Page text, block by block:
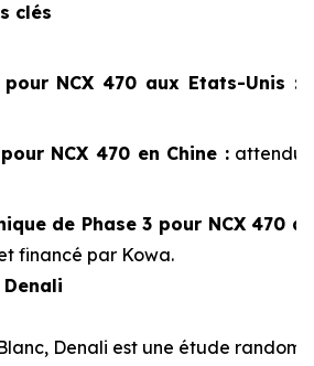
clés
NCX 470 aux Etats-Unis :
NCX 470 en Chine :attendu
de Phase 3 pour NCX 470
financé par Kowa.
Denali
Denali est une étude